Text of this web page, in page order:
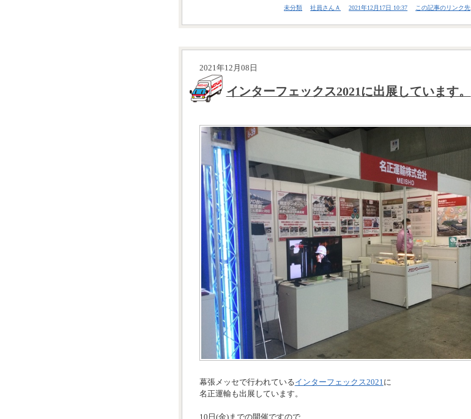
未分類 社員さんＡ 2021年12月17日 10:37 この記事のリンク先
2021年12月08日
インターフェックス2021に出展しています。
幕張メッセで行われているインターフェックス2021に
名正運輸も出展しています。
10日(金)までの開催ですので